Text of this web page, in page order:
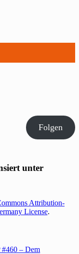
Folgen
unter
Attribution-
License.
#460 – Dem